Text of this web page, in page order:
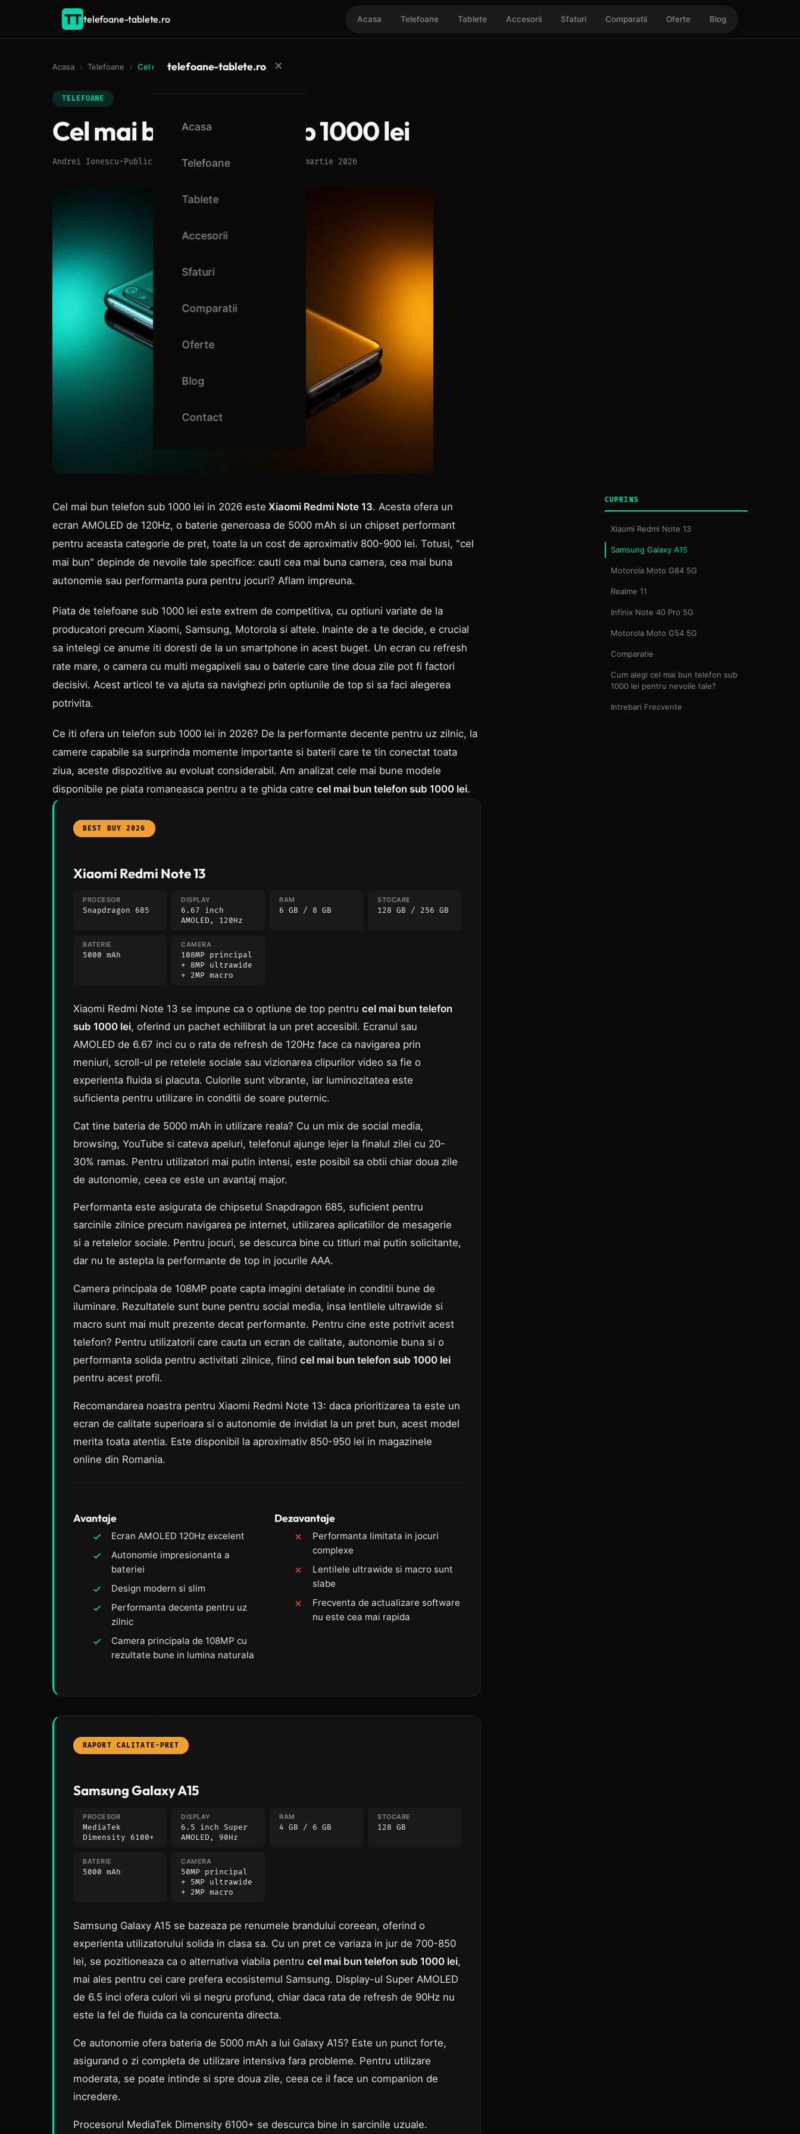
TTtelefoane-tablete.ro Acasa Telefoane Tablete Accesorii Sfaturi Comparatii Oferte Blog
telefoane-tablete.ro ×
Acasa
Telefoane
Tablete
Accesorii
Sfaturi
Comparatii
Oferte
Blog
Contact
Acasa Telefoane Cel mai bun telefon sub 1000 lei
TELEFOANE
Cel mai bun telefon sub 1000 lei
Andrei Ionescu · Publicat: 3 martie 2026 Actualizat: 3 martie 2026
Cel mai bun telefon sub 1000 lei in 2026 este Xiaomi Redmi Note 13. Acesta ofera un
ecran AMOLED de 120Hz, o baterie generoasa de 5000 mAh si un chipset performant
pentru aceasta categorie de pret, toate la un cost de aproximativ 800-900 lei. Totusi, "cel
mai bun" depinde de nevoile tale specifice: cauti cea mai buna camera, cea mai buna
autonomie sau performanta pura pentru jocuri? Aflam impreuna.
Piata de telefoane sub 1000 lei este extrem de competitiva, cu optiuni variate de la
producatori precum Xiaomi, Samsung, Motorola si altele. Inainte de a te decide, e crucial
sa intelegi ce anume iti doresti de la un smartphone in acest buget. Un ecran cu refresh
rate mare, o camera cu multi megapixeli sau o baterie care tine doua zile pot fi factori
decisivi. Acest articol te va ajuta sa navighezi prin optiunile de top si sa faci alegerea
potrivita.
Ce iti ofera un telefon sub 1000 lei in 2026? De la performante decente pentru uz zilnic, la
camere capabile sa surprinda momente importante si baterii care te tin conectat toata
ziua, aceste dispozitive au evoluat considerabil. Am analizat cele mai bune modele
disponibile pe piata romaneasca pentru a te ghida catre cel mai bun telefon sub 1000 lei.
BEST BUY 2026
Xiaomi Redmi Note 13
PROCESOR
Snapdragon 685
DISPLAY
6.67 inch
AMOLED, 120Hz
RAM
6 GB / 8 GB
STOCARE
128 GB / 256 GB
BATERIE
5000 mAh
CAMERA
108MP principal
+ 8MP ultrawide
+ 2MP macro
Xiaomi Redmi Note 13 se impune ca o optiune de top pentru cel mai bun telefon
sub 1000 lei, oferind un pachet echilibrat la un pret accesibil. Ecranul sau
AMOLED de 6.67 inci cu o rata de refresh de 120Hz face ca navigarea prin
meniuri, scroll-ul pe retelele sociale sau vizionarea clipurilor video sa fie o
experienta fluida si placuta. Culorile sunt vibrante, iar luminozitatea este
suficienta pentru utilizare in conditii de soare puternic.
Cat tine bateria de 5000 mAh in utilizare reala? Cu un mix de social media,
browsing, YouTube si cateva apeluri, telefonul ajunge lejer la finalul zilei cu 20-
30% ramas. Pentru utilizatori mai putin intensi, este posibil sa obtii chiar doua zile
de autonomie, ceea ce este un avantaj major.
Performanta este asigurata de chipsetul Snapdragon 685, suficient pentru
sarcinile zilnice precum navigarea pe internet, utilizarea aplicatiilor de mesagerie
si a retelelor sociale. Pentru jocuri, se descurca bine cu titluri mai putin solicitante,
dar nu te astepta la performante de top in jocurile AAA.
Camera principala de 108MP poate capta imagini detaliate in conditii bune de
iluminare. Rezultatele sunt bune pentru social media, insa lentilele ultrawide si
macro sunt mai mult prezente decat performante. Pentru cine este potrivit acest
telefon? Pentru utilizatorii care cauta un ecran de calitate, autonomie buna si o
performanta solida pentru activitati zilnice, fiind cel mai bun telefon sub 1000 lei
pentru acest profil.
Recomandarea noastra pentru Xiaomi Redmi Note 13: daca prioritizarea ta este un
ecran de calitate superioara si o autonomie de invidiat la un pret bun, acest model
merita toata atentia. Este disponibil la aproximativ 850-950 lei in magazinele
online din Romania.
Avantaje
Ecran AMOLED 120Hz excelent
Autonomie impresionanta a
bateriei
Design modern si slim
Performanta decenta pentru uz
zilnic
Camera principala de 108MP cu
rezultate bune in lumina naturala
Dezavantaje
Performanta limitata in jocuri
complexe
Lentilele ultrawide si macro sunt
slabe
Frecventa de actualizare software
nu este cea mai rapida
RAPORT CALITATE-PRET
Samsung Galaxy A15
PROCESOR
MediaTek
Dimensity 6100+
DISPLAY
6.5 inch Super
AMOLED, 90Hz
RAM
4 GB / 6 GB
STOCARE
128 GB
BATERIE
5000 mAh
CAMERA
50MP principal
+ 5MP ultrawide
+ 2MP macro
Samsung Galaxy A15 se bazeaza pe renumele brandului coreean, oferind o
experienta utilizatorului solida in clasa sa. Cu un pret ce variaza in jur de 700-850
lei, se pozitioneaza ca o alternativa viabila pentru cel mai bun telefon sub 1000 lei,
mai ales pentru cei care prefera ecosistemul Samsung. Display-ul Super AMOLED
de 6.5 inci ofera culori vii si negru profund, chiar daca rata de refresh de 90Hz nu
este la fel de fluida ca la concurenta directa.
Ce autonomie ofera bateria de 5000 mAh a lui Galaxy A15? Este un punct forte,
asigurand o zi completa de utilizare intensiva fara probleme. Pentru utilizare
moderata, se poate intinde si spre doua zile, ceea ce il face un companion de
incredere.
Procesorul MediaTek Dimensity 6100+ se descurca bine in sarcinile uzuale.
CUPRINS
Xiaomi Redmi Note 13
Samsung Galaxy A15
Motorola Moto G84 5G
Realme 11
Infinix Note 40 Pro 5G
Motorola Moto G54 5G
Comparatie
Cum alegi cel mai bun telefon sub
1000 lei pentru nevoile tale?
Intrebari Frecvente